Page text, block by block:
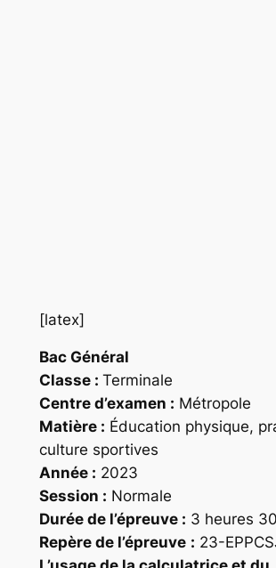
[latex]
Bac Général
Classe : Terminale
Centre d’examen : Métropole
Matière : Éducation physique,
culture sportives
Année : 2023
Session : Normale
Durée de l’épreuve : 3 heures 30
Repère de l’épreuve : 23-